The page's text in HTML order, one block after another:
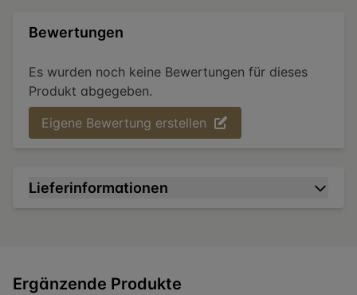
Bewertungen
Es wurden noch keine Bewertungen für dieses
Produkt abgegeben.
Eigene Bewertung erstellen
Lieferinformationen
Ergänzende Produkte